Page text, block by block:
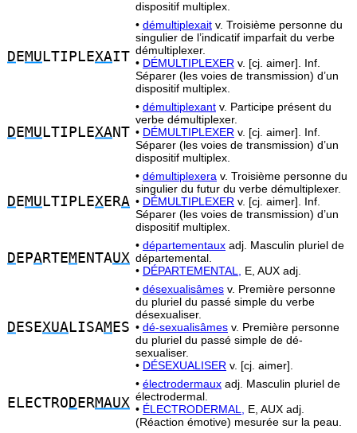
dispositif multiplex.
D EMU LTIPLEXAIT
• démultiplexait v. Troisième personne du
singulier de l’indicatif imparfait du verbe
démultiplexer.
• DÉMULTIPLEXER v. [cj. aimer]. Inf.
Séparer (les voies de transmission) d’un
dispositif multiplex.
D EMU LTIPLEXANT
• démultiplexant v. Participe présent du
verbe démultiplexer.
• DÉMULTIPLEXER v. [cj. aimer]. Inf.
Séparer (les voies de transmission) d’un
dispositif multiplex.
D EMU LTIPLEXERA
• démultiplexera v. Troisième personne du
singulier du futur du verbe démultiplexer.
• DÉMULTIPLEXER v. [cj. aimer]. Inf.
Séparer (les voies de transmission) d’un
dispositif multiplex.
D EPARTEM ENTAUX
• départementaux adj. Masculin pluriel de
départemental.
• DÉPARTEMENTAL, E, AUX adj.
D ESEXUALISAM ES
• désexualisâmes v. Première personne
du pluriel du passé simple du verbe
désexualiser.
• dé-sexualisâmes v. Première personne
du pluriel du passé simple de dé-
sexualiser.
• DÉSEXUALISER v. [cj. aimer].
ELECTRO D ERMAUX
• électrodermaux adj. Masculin pluriel de
électrodermal.
• ÉLECTRODERMAL,
E, AUX adj.
(Réaction émotive) mesurée sur la peau.